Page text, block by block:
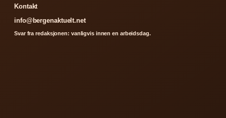
Kontakt
info@bergenaktuelt.net
Svar fra redaksjonen: vanligvis innen en arbeidsdag.